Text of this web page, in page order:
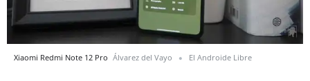
Xiaomi Redmi Note 12 Pro Álvarez del Vayo El Androide Libre